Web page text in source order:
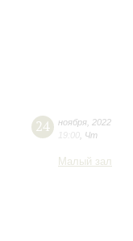
24 ноября 2022
19:00 Чт
Малый зал